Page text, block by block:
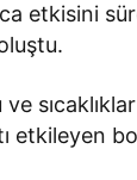
etkisini
etkileyen